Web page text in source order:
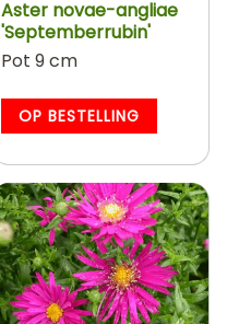
Aster novae-angliae
'Septemberrubin'
Pot 9 cm
OP BESTELLING